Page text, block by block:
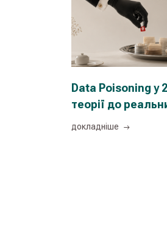
Data Poisoning у
теорії до
докладнiше